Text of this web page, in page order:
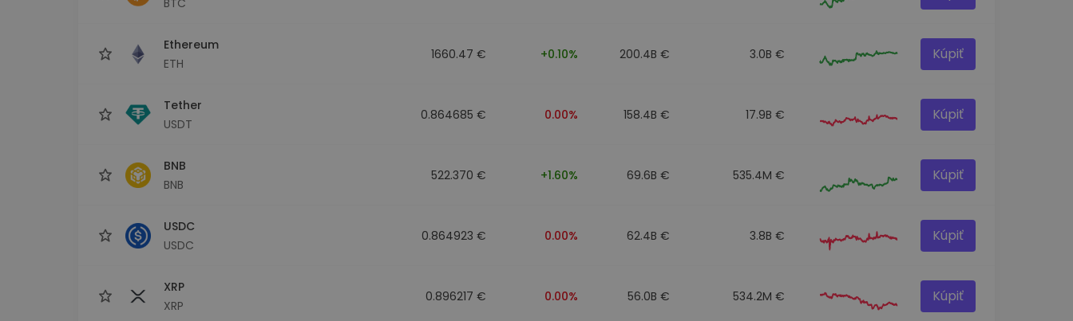
Ethereum
ETH
1660.47 € +0.10% 200.4B € 3.0B € Kúpiť
Tether
USDT
0.864685 € 0.00% 158.4B € 17.9B € Kúpiť
BNB
BNB
522.370 € +1.60% 69.6B € 535.4M € Kúpiť
USDC
USDC
0.864923 € 0.00% 62.4B € 3.8B € Kúpiť
XRP
XRP
0.896217 € 0.00% 56.0B € 534.2M € Kúpiť